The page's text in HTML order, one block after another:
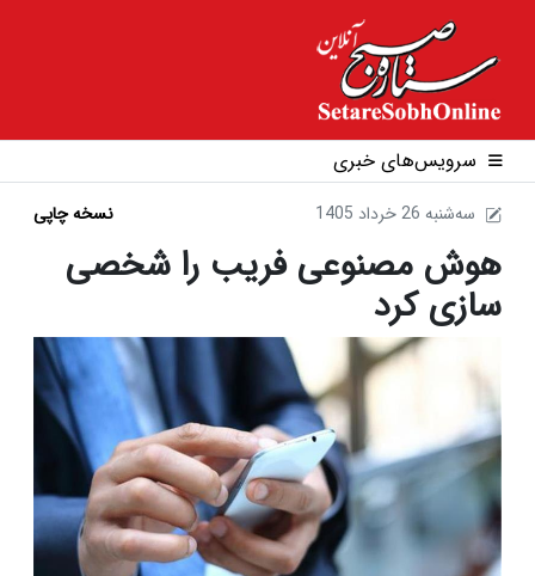
سرویس‌های خبری
1405 سه‌شنبه 26 خرداد نسخه چاپی
هوش مصنوعی فریب را شخصی
سازی کرد